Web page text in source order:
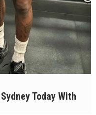
Today With